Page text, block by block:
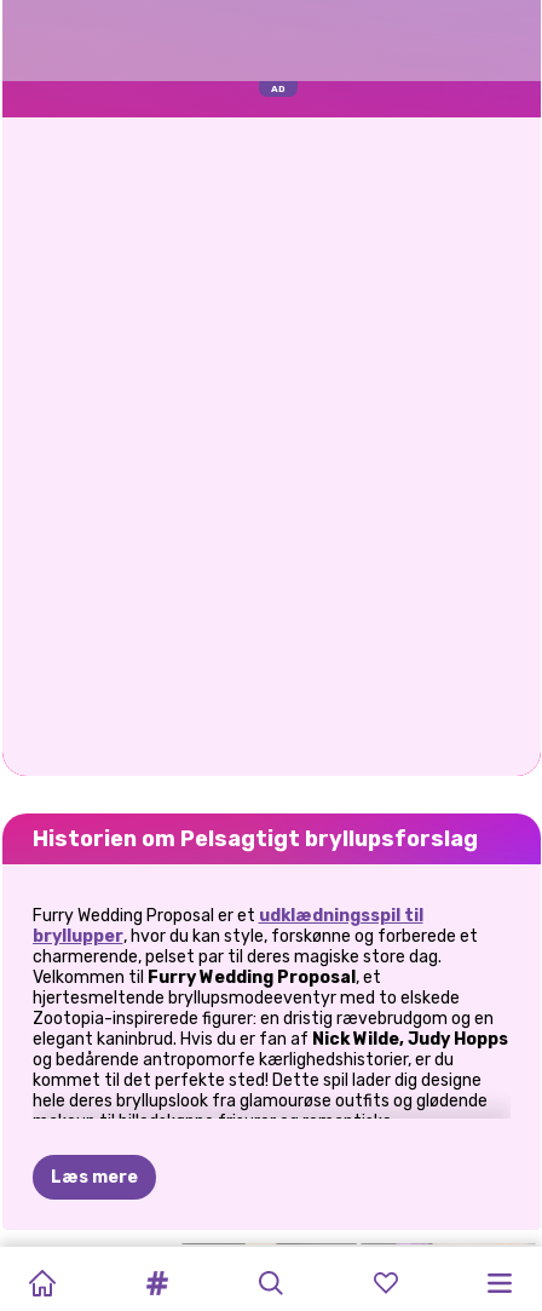
Historien om Pelsagtigt bryllupsforslag
Furry Wedding Proposal er et udklædningsspil til
bryllupper, hvor du kan style, forskønne og forberede et
charmerende, pelset par til deres magiske store dag.
Velkommen til Furry Wedding Proposal , et
hjertesmeltende bryllupsmodeeventyr med to elskede
Zootopia-inspirerede figurer: en dristig rævebrudgom og en
elegant kaninbrud. Hvis du er fan af Nick Wilde, Judy Hopps
og bedårende antropomorfe kærlighedshistorier, er du
kommet til det perfekte sted! Dette spil lader dig designe
hele deres bryllupslook fra glamourøse outfits og glødende
makeup til billedskønne frisurer og romantiske
én gang får du mulighed for at forme deres magiske dag. Jeg
husker stadig første gang, jeg spillede: Judys bløde
pastelmakeup blev fejlfri, men Nicks frisure? Lad os bare
have eksperimenteret med lysere farver og mere elegante
outfits faldt alt på plads. Og ærligt talt, det øjeblik med "Ja!
Dette er LOOKET!" er præcis derfor, dette spil føles så
Læs mere
GODNAT
UD
EVENTYR
MARIEHØNE
PRINSESSE
PÅ
MARINETTE
FREAKY
LÆBEDESIGN
PIGER
PÅ
LADYBUG
PIGER